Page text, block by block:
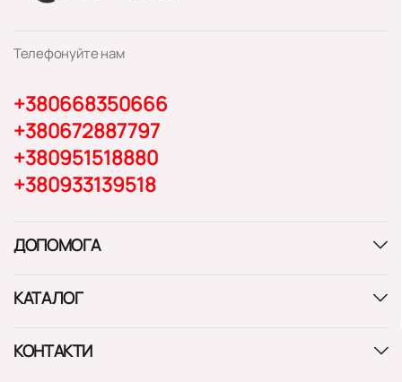
Телефонуйте нам
+380668350666
+380672887797
+380951518880
+380933139518
ДОПОМОГА
КАТАЛОГ
КОНТАКТИ